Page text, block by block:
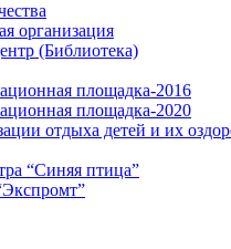
организация
(Библиотека)
площадка-2016
площадка-2020
отдыха детей и их
“Синяя птица”